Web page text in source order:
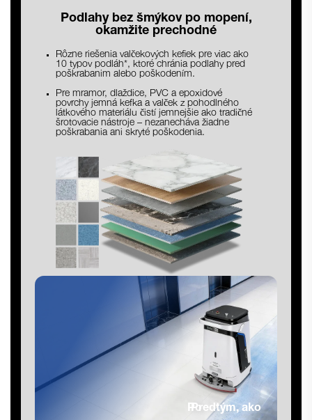
Podlahy bez šmýkov po mopení,
okamžite prechodné
Rôzne riešenia valčekových kefiek pre viac ako
10 typov podláh*, ktoré chránia podlahy pred
poškrabanim alebo poškodením.
Pre mramor, dlaždice, PVC a epoxidové
povrchy jemná kefka a valček z pohodlného
látkového materiálu čistí jemnejšie ako tradičné
šrotovacie nástroje – nezanecháva žiadne
poškrabania ani skryté poškodenia.
Po
Predtým, ako